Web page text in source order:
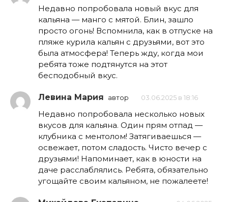
Недавно попробовала новый вкус для
кальяна — манго с мятой. Блин, зашло
просто огонь! Вспомнила, как в отпуске на
пляже курила кальян с друзьями, вот это
была атмосфера! Теперь жду, когда мои
ребята тоже подтянутся на этот
бесподобный вкус.
Левина Мария автор 03.06.2025 в 18:16
Недавно попробовала несколько новых
вкусов для кальяна. Один прям отпад —
клубника с ментолом! Затягиваешься —
освежает, потом сладость. Чисто вечер с
друзьями! Напоминает, как в юности на
даче расслаблялись. Ребята, обязательно
угощайте своим кальяном, не пожалеете!